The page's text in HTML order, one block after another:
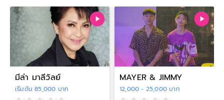
มีล่า มาลีวัลย์
เริ่มต้น 85,000 บาท
MAYER & JIMMY
12,000 - 25,000 บาท